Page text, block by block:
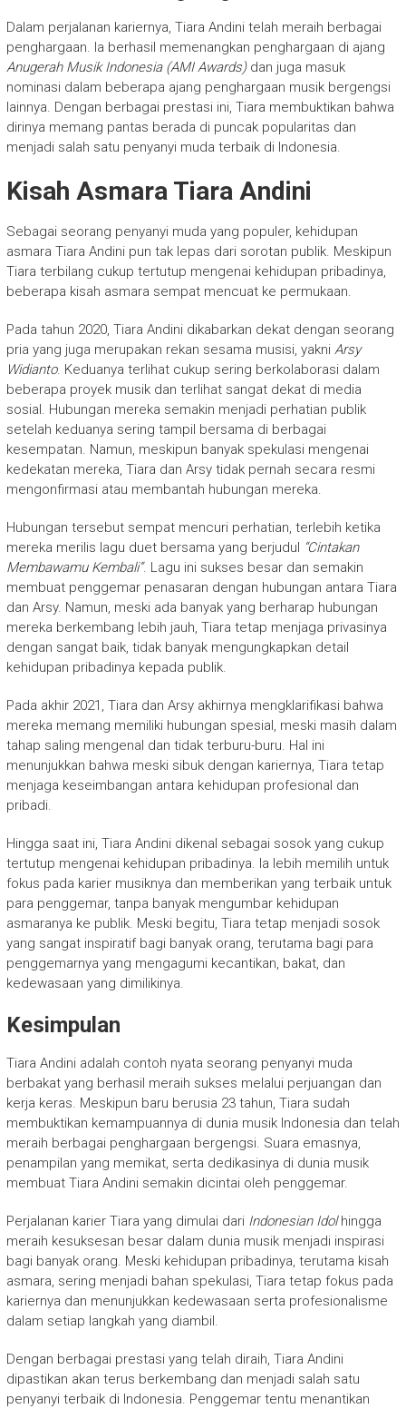
Dalam perjalanan kariernya, Tiara Andini telah meraih berbagai
penghargaan. Ia berhasil memenangkan penghargaan di ajang
Anugerah Musik Indonesia (AMI Awards)dan juga masuk
nominasi dalam beberapa ajang penghargaan musik bergengsi
lainnya. Dengan berbagai prestasi ini, Tiara membuktikan bahwa
dirinya memang pantas berada di puncak popularitas dan
menjadi salah satu penyanyi muda terbaik di Indonesia.
Kisah Asmara Tiara Andini
Sebagai seorang penyanyi muda yang populer, kehidupan
asmara Tiara Andini pun tak lepas dari sorotan publik. Meskipun
Tiara terbilang cukup tertutup mengenai kehidupan pribadinya,
beberapa kisah asmara sempat mencuat ke permukaan.
Pada tahun 2020, Tiara Andini dikabarkan dekat dengan seorang
pria yang juga merupakan rekan sesama musisi, yakni Arsy
Widianto. Keduanya terlihat cukup sering berkolaborasi dalam
beberapa proyek musik dan terlihat sangat dekat di media
sosial. Hubungan mereka semakin menjadi perhatian publik
setelah keduanya sering tampil bersama di berbagai
kesempatan. Namun, meskipun banyak spekulasi mengenai
kedekatan mereka, Tiara dan Arsy tidak pernah secara resmi
mengonfirmasi atau membantah hubungan mereka.
Hubungan tersebut sempat mencuri perhatian, terlebih ketika
mereka merilis lagu duet bersama yang berjudul
“Cintakan
Membawamu Kembali”. Lagu ini sukses besar dan semakin
membuat penggemar penasaran dengan hubungan antara Tiara
dan Arsy. Namun, meski ada banyak yang berharap hubungan
mereka berkembang lebih jauh, Tiara tetap menjaga privasinya
dengan sangat baik, tidak banyak mengungkapkan detail
kehidupan pribadinya kepada publik.
Pada akhir 2021, Tiara dan Arsy akhirnya mengklarifikasi bahwa
mereka memang memiliki hubungan spesial, meski masih dalam
tahap saling mengenal dan tidak terburu-buru. Hal ini
menunjukkan bahwa meski sibuk dengan kariernya, Tiara tetap
menjaga keseimbangan antara kehidupan profesional dan
pribadi.
Hingga saat ini, Tiara Andini dikenal sebagai sosok yang cukup
tertutup mengenai kehidupan pribadinya. Ia lebih memilih untuk
fokus pada karier musiknya dan memberikan yang terbaik untuk
para penggemar, tanpa banyak mengumbar kehidupan
asmaranya ke publik. Meski begitu, Tiara tetap menjadi sosok
yang sangat inspiratif bagi banyak orang, terutama bagi para
penggemarnya yang mengagumi kecantikan, bakat, dan
kedewasaan yang dimilikinya.
Kesimpulan
Tiara Andini adalah contoh nyata seorang penyanyi muda
berbakat yang berhasil meraih sukses melalui perjuangan dan
kerja keras. Meskipun baru berusia 23 tahun, Tiara sudah
membuktikan kemampuannya di dunia musik Indonesia dan telah
meraih berbagai penghargaan bergengsi. Suara emasnya,
penampilan yang memikat, serta dedikasinya di dunia musik
membuat Tiara Andini semakin dicintai oleh penggemar.
Perjalanan karier Tiara yang dimulai dari Indonesian Idolhingga
meraih kesuksesan besar dalam dunia musik menjadi inspirasi
bagi banyak orang. Meski kehidupan pribadinya, terutama kisah
asmara, sering menjadi bahan spekulasi, Tiara tetap fokus pada
kariernya dan menunjukkan kedewasaan serta profesionalisme
dalam setiap langkah yang diambil.
Dengan berbagai prestasi yang telah diraih, Tiara Andini
dipastikan akan terus berkembang dan menjadi salah satu
penyanyi terbaik di Indonesia. Penggemar tentu menantikan